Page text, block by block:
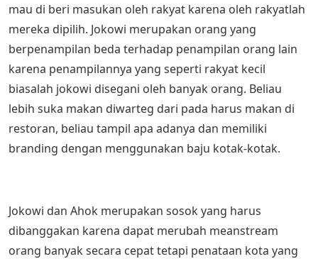
mau di beri masukan oleh rakyat karena oleh rakyatlah
mereka dipilih. Jokowi merupakan orang yang
berpenampilan beda terhadap penampilan orang lain
karena penampilannya yang seperti rakyat kecil
biasalah jokowi disegani oleh banyak orang. Beliau
lebih suka makan diwarteg dari pada harus makan di
restoran, beliau tampil apa adanya dan memiliki
branding dengan menggunakan baju kotak-kotak.
Jokowi dan Ahok merupakan sosok yang harus
dibanggakan karena dapat merubah meanstream
orang banyak secara cepat tetapi penataan kota yang